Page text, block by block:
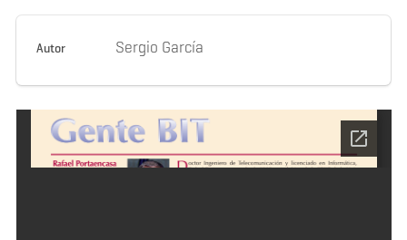
Autor Sergio García